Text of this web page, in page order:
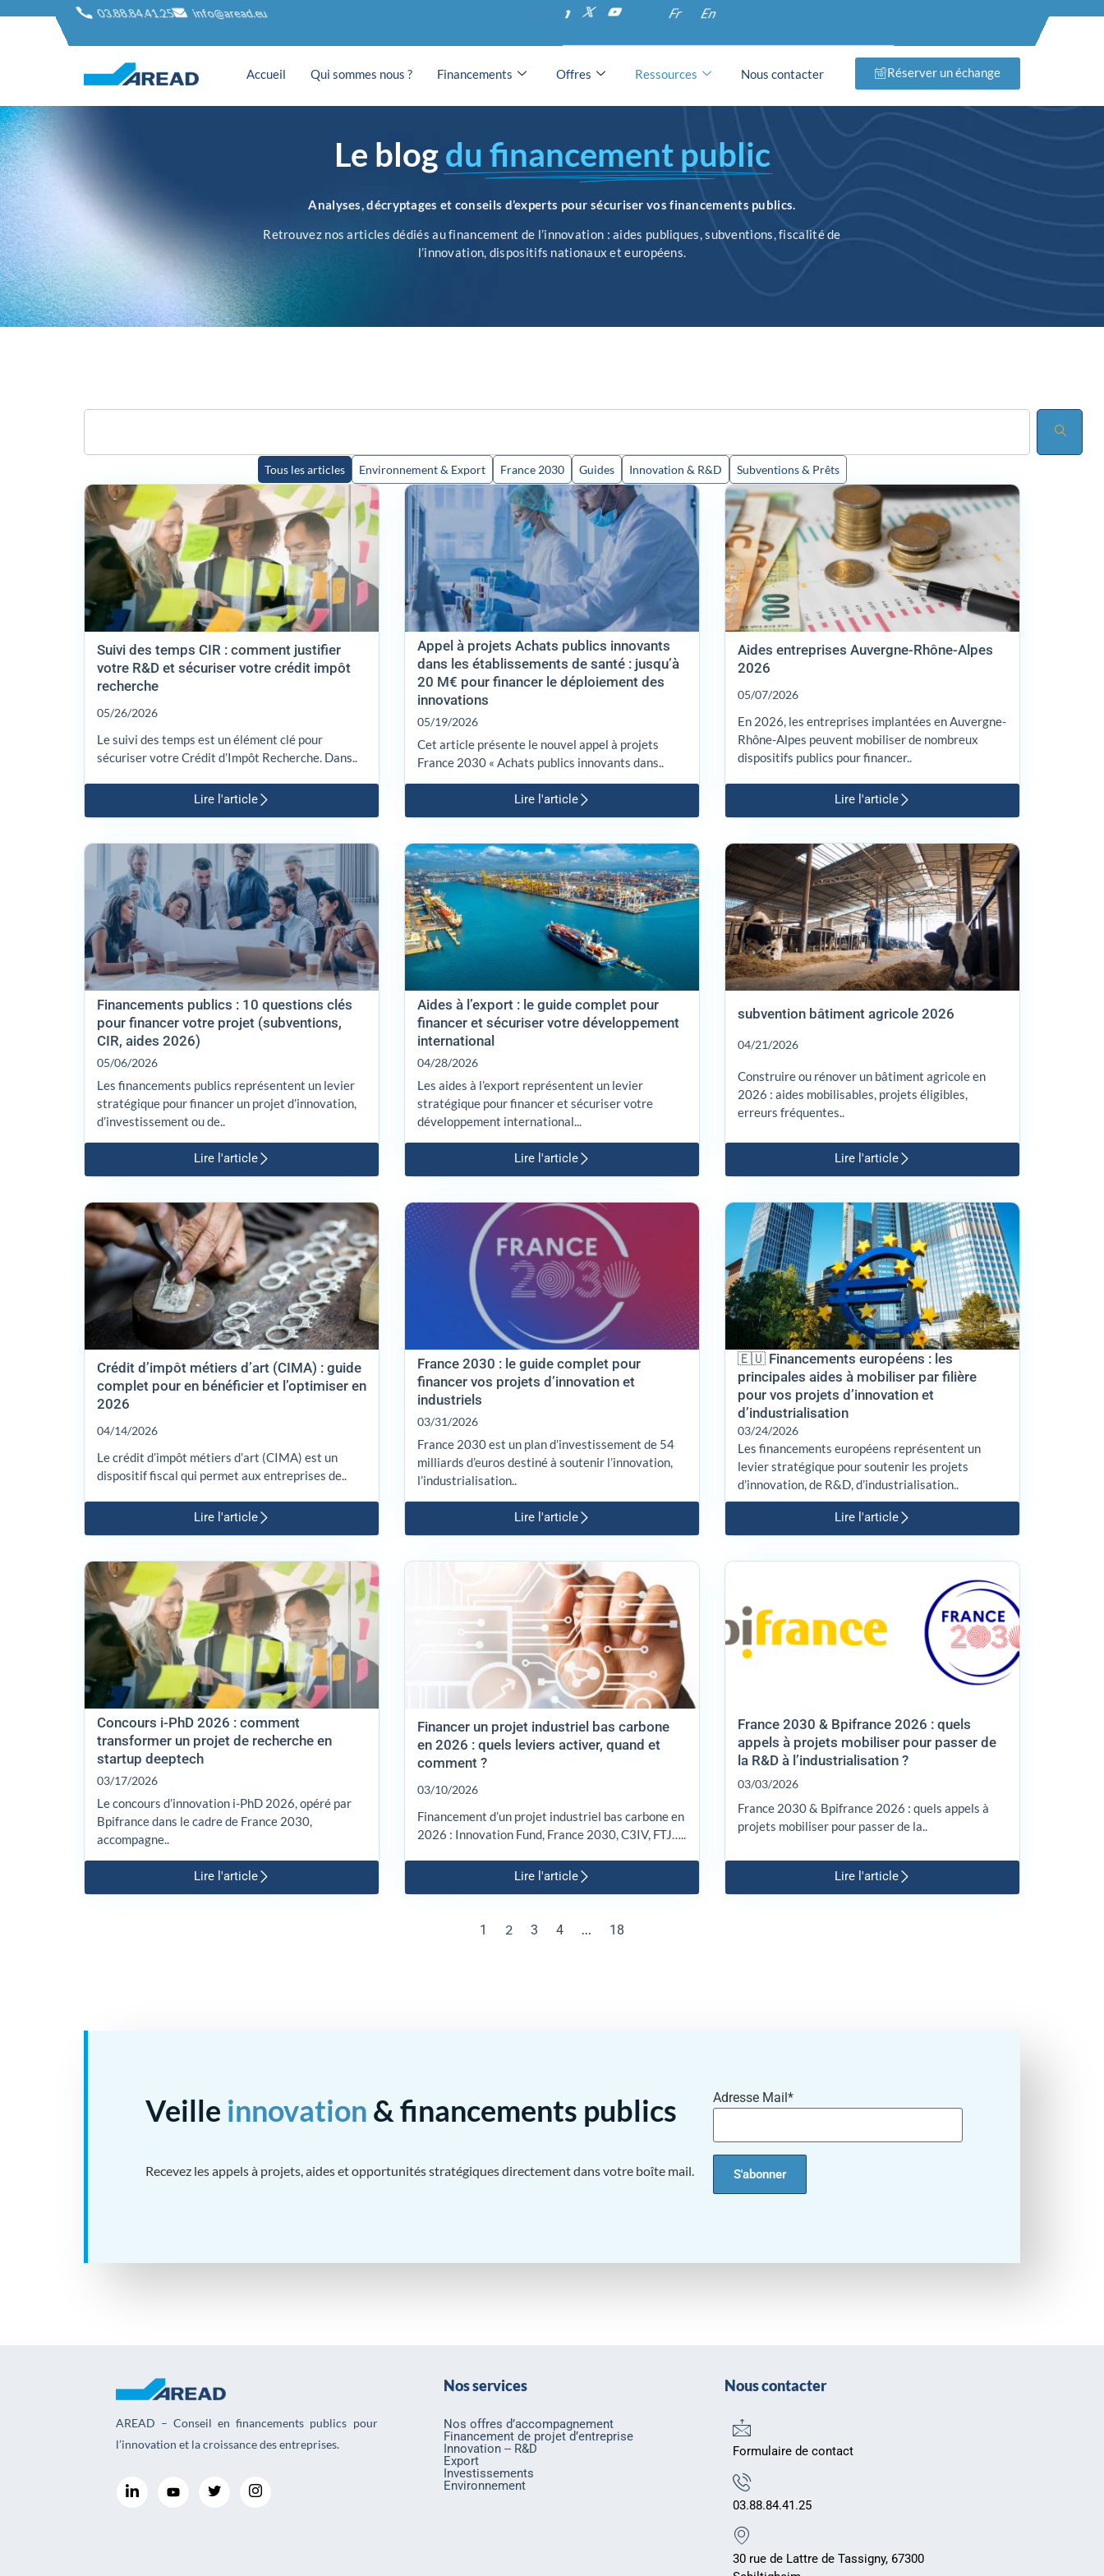
03.88.84.41.25 info@aread.eu Fr En
Accueil Qui sommes nous ? Financements Offres Ressources Nous contacter Réserver un échange
Le blogdu financement public
Analyses, décryptages et conseils d’experts pour sécuriser vos financements publics.
Retrouvez nos articles dédiés au financement de l’innovation : aides publiques, subventions, fiscalité de
l’innovation, dispositifs nationaux et européens.
Environnement & Export France 2030 Guides Innovation & R&D Subventions & Prêts
Tous les articles
Suivi des temps CIR : comment justifier
votre R&D et sécuriser votre crédit impôt
recherche
05/26/2026
Le suivi des temps est un élément clé pour
sécuriser votre Crédit d’Impôt Recherche. Dans..
Lire l'article
Appel à projets Achats publics innovants
dans les établissements de santé : jusqu’à
20 M€ pour financer le déploiement des
innovations
05/19/2026
Cet article présente le nouvel appel à projets
France 2030 « Achats publics innovants dans..
Lire l'article
Aides entreprises Auvergne-Rhône-Alpes
2026
05/07/2026
En 2026, les entreprises implantées en Auvergne-
Rhône-Alpes peuvent mobiliser de nombreux
dispositifs publics pour financer..
Lire l'article
Financements publics : 10 questions clés
pour financer votre projet (subventions,
CIR, aides 2026)
05/06/2026
Les financements publics représentent un levier
stratégique pour financer un projet d’innovation,
d’investissement ou de..
Lire l'article
Aides à l’export : le guide complet pour
financer et sécuriser votre développement
international
04/28/2026
Les aides à l’export représentent un levier
stratégique pour financer et sécuriser votre
développement international...
Lire l'article
subvention bâtiment agricole 2026
04/21/2026
Construire ou rénover un bâtiment agricole en
2026 : aides mobilisables, projets éligibles,
erreurs fréquentes..
Lire l'article
Crédit d’impôt métiers d’art (CIMA) : guide
complet pour en bénéficier et l’optimiser en
2026
04/14/2026
Le crédit d’impôt métiers d’art (CIMA) est un
dispositif fiscal qui permet aux entreprises de..
Lire l'article
France 2030 : le guide complet pour
financer vos projets d’innovation et
industriels
03/31/2026
France 2030 est un plan d’investissement de 54
milliards d’euros destiné à soutenir l’innovation,
l’industrialisation..
Lire l'article
🇪🇺 Financements européens : les
principales aides à mobiliser par filière
pour vos projets d’innovation et
d’industrialisation
03/24/2026
Les financements européens représentent un
levier stratégique pour soutenir les projets
d’innovation, de R&D, d’industrialisation..
Lire l'article
Concours i-PhD 2026 : comment
transformer un projet de recherche en
startup deeptech
03/17/2026
Le concours d’innovation i-PhD 2026, opéré par
Bpifrance dans le cadre de France 2030,
accompagne..
Lire l'article
Financer un projet industriel bas carbone
en 2026 : quels leviers activer, quand et
comment ?
03/10/2026
Financement d’un projet industriel bas carbone en
2026 : Innovation Fund, France 2030, C3IV, FTJ…..
Lire l'article
France 2030 & Bpifrance 2026 : quels
appels à projets mobiliser pour passer de
la R&D à l’industrialisation ?
03/03/2026
France 2030 & Bpifrance 2026 : quels appels à
projets mobiliser pour passer de la..
Lire l'article
1 2 3 4 … 18
Veille innovation & financements publics
Recevez les appels à projets, aides et opportunités stratégiques directement dans votre boîte mail.
Adresse Mail*
AREAD – Conseil en financements publics pour
l’innovation et la croissance des entreprises.
Nos services
Nos offres d’accompagnement
Financement de projet d’entreprise
Innovation -- R&D
Export
Investissements
Environnement
Nous contacter
Formulaire de contact
03.88.84.41.25
30 rue de Lattre de Tassigny, 67300